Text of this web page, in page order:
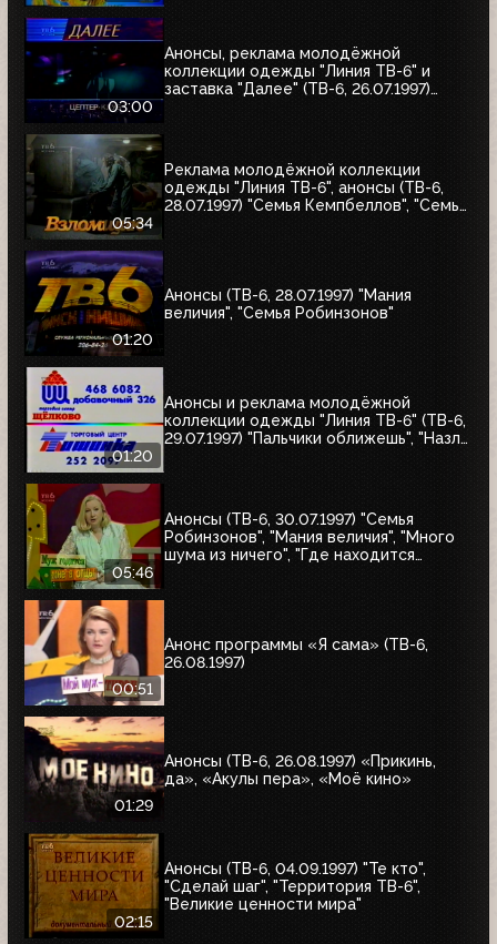
03:00
Анонсы, реклама молодёжной
коллекции одежды "Линия ТВ-6" и
заставка "Далее" (ТВ-6, 26.07.1997)
05:34
Реклама молодёжной коллекции
одежды "Линия ТВ-6", анонсы (ТВ-6,
28.07.1997) "Семья Кемпбеллов", "Семья
01:20
Анонсы (ТВ-6, 28.07.1997) "Мания
величия", "Семья Робинзонов"
01:20
Анонсы и реклама молодёжной
коллекции одежды "Линия ТВ-6" (ТВ-6,
29.07.1997) "Пальчики оближешь", "Назло
05:46
Анонсы (ТВ-6, 30.07.1997) "Семья
Робинзонов", "Мания величия", "Много
шума из ничего", "Где находится
00:51
Анонс программы «Я сама» (ТВ-6,
26.08.1997)
01:29
Анонсы (ТВ-6, 26.08.1997) «Прикинь,
да», «Акулы пера», «Моё кино»
02:15
Анонсы (ТВ-6, 04.09.1997) "Те кто",
"Сделай шаг", "Территория ТВ-6",
"Великие ценности мира"